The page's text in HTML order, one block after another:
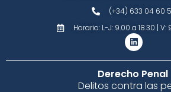
(+34) 633 04 60
Horario: L-J: 9.00 a 18.30 | V:
Derecho Penal
Delitos contra las